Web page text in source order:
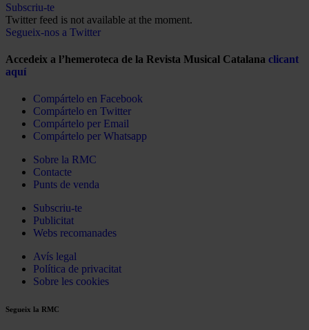
Subscriu-te
Twitter feed is not available at the moment.
Segueix-nos a Twitter
Accedeix a l’hemeroteca de la Revista Musical Catalana clicant
aquí
Compártelo en Facebook
Compártelo en Twitter
Compártelo per Email
Compártelo per Whatsapp
Sobre la RMC
Contacte
Punts de venda
Subscriu-te
Publicitat
Webs recomanades
Avís legal
Política de privacitat
Sobre les cookies
Segueix la RMC